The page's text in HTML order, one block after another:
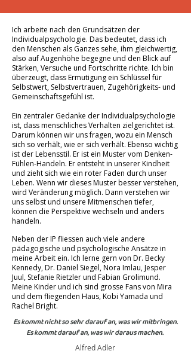
Ich arbeite nach den Grundsätzen der
Individualpsychologie. Das bedeutet, dass ich
den Menschen als Ganzes sehe, ihm gleichwertig,
also auf Augenhöhe begegne und den Blick auf
Stärken, Versuche und Fortschritte richte. Ich bin
überzeugt, dass Ermutigung ein Schlüssel für
Selbstwert, Selbstvertrauen, Zugehörigkeits- und
Gemeinschaftsgefühl ist.
Ein zentraler Gedanke der Individualpsychologie
ist, dass menschliches Verhalten zielgerichtet ist.
Darum können wir uns fragen, wozu ein Mensch
sich so verhält, wie er sich verhält. Ebenso wichtig
ist der Lebensstil. Er ist ein Muster vom Denken-
Fühlen-Handeln. Er entsteht in unserer Kindheit
und zieht sich wie ein roter Faden durch unser
Leben. Wenn wir dieses Muster besser verstehen,
wird Veränderung möglich. Dann verstehen wir
uns selbst und unsere Mitmenschen tiefer,
können die Perspektive wechseln und anders
handeln.
Neben der IP fliessen auch viele andere
pädagogische und psychologische Ansätze in
meine Arbeit ein. Ich lerne gern von Dr. Becky
Kennedy, Dr. Daniel Siegel, Nora Imlau, Jesper
Juul, Stefanie Rietzler und Fabian Grolimund.
Meine Kinder und ich sind grosse Fans von Mira
und dem fliegenden Haus, Kobi Yamada und
Rachel Bright.
Es kommt nicht so sehr darauf an, was wir mitbringen.
Es kommt darauf an, was wir daraus machen.
Alfred Adler